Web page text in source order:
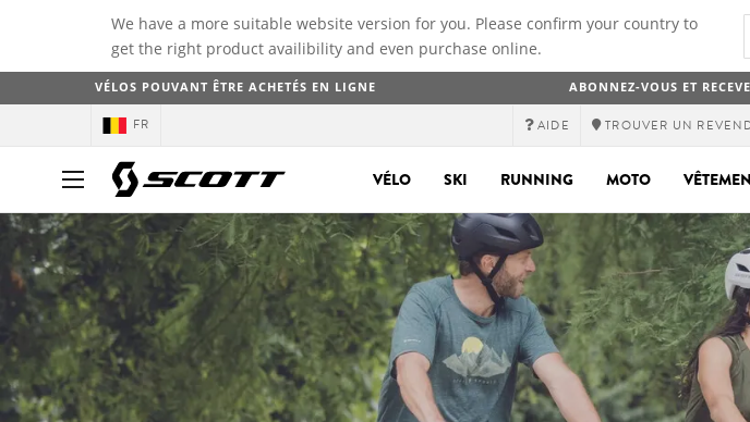
We have a more suitable website version for you. Please confirm your country to
get the right product availibility and even purchase online.
VÉLOS POUVANT ÊTRE ACHETÉS EN LIGNE ABONNEZ-VOUS ET
FR AIDE TROUVER UN
VÉLO SKI RUNNING MOTO